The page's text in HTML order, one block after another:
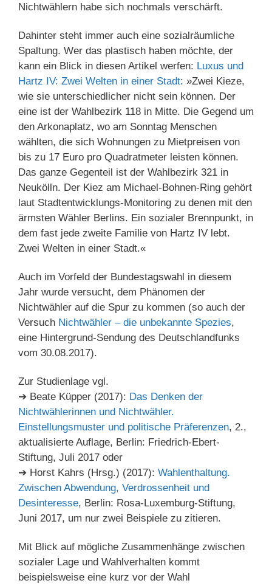
Nichtwählern habe sich nochmals verschärft.
Dahinter steht immer auch eine sozialräumliche
Spaltung. Wer das plastisch haben möchte, der
kann ein Blick in diesen Artikel werfen: Luxus und
Hartz IV: Zwei Welten in einer Stadt: »Zwei Kieze,
wie sie unterschiedlicher nicht sein können. Der
eine ist der Wahlbezirk 118 in Mitte. Die Gegend um
den Arkonaplatz, wo am Sonntag Menschen
wählten, die sich Wohnungen zu Mietpreisen von
bis zu 17 Euro pro Quadratmeter leisten können.
Das ganze Gegenteil ist der Wahlbezirk 321 in
Neukölln. Der Kiez am Michael-Bohnen-Ring gehört
laut Stadtentwicklungs-Monitoring zu denen mit den
ärmsten Wähler Berlins. Ein sozialer Brennpunkt, in
dem fast jede zweite Familie von Hartz IV lebt.
Zwei Welten in einer Stadt.«
Auch im Vorfeld der Bundestagswahl in diesem
Jahr wurde versucht, dem Phänomen der
Nichtwähler auf die Spur zu kommen (so auch der
Versuch Nichtwähler – die unbekannte Spezies,
eine Hintergrund-Sendung des Deutschlandfunks
vom 30.08.2017).
Zur Studienlage vgl.
➔ Beate Küpper (2017): Das Denken der
Nichtwählerinnen und Nichtwähler.
Einstellungsmuster und politische Präferenzen, 2.,
aktualisierte Auflage, Berlin: Friedrich-Ebert-
Stiftung, Juli 2017 oder
➔ Horst Kahrs (Hrsg.) (2017): Wahlenthaltung.
Zwischen Abwendung, Verdrossenheit und
Desinteresse, Berlin: Rosa-Luxemburg-Stiftung,
Juni 2017, um nur zwei Beispiele zu zitieren.
Mit Blick auf mögliche Zusammenhänge zwischen
sozialer Lage und Wahlverhalten kommt
beispielsweise eine kurz vor der Wahl